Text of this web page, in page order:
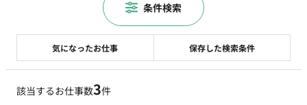
該当するお仕事数3件
気になったお仕事 保存した検索条件
条件検索